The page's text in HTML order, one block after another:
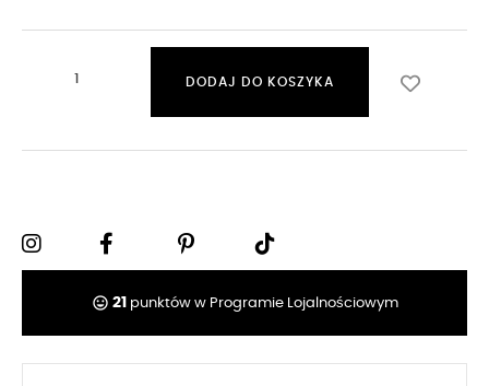
DODAJ DO KOSZYKA
tag_faces 21 punktów w Programie Lojalnościowym